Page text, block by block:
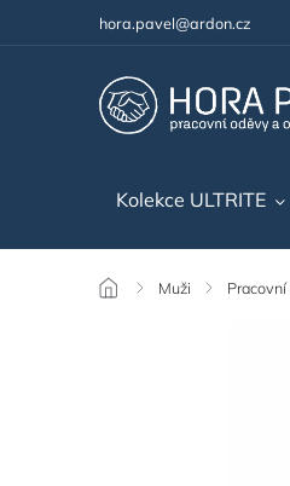
hora.pavel@ardon.cz
Kolekce ULTRITE
/ Muži /